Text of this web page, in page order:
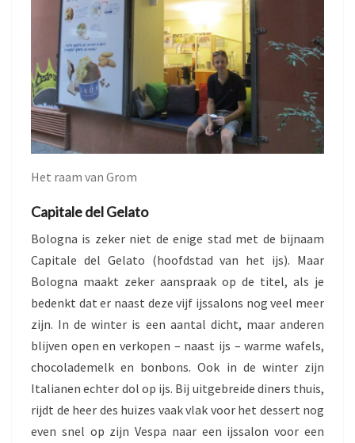
Het raam van Grom
Capitale del Gelato
Bologna is zeker niet de enige stad met de bijnaam
Capitale del Gelato (hoofdstad van het ijs). Maar
Bologna maakt zeker aanspraak op de titel, als je
bedenkt dat er naast deze vijf ijssalons nog veel meer
zijn. In de winter is een aantal dicht, maar anderen
blijven open en verkopen – naast ijs – warme wafels,
chocolademelk en bonbons. Ook in de winter zijn
Italianen echter dol op ijs. Bij uitgebreide diners thuis,
rijdt de heer des huizes vaak vlak voor het dessert nog
even snel op zijn Vespa naar een ijssalon voor een